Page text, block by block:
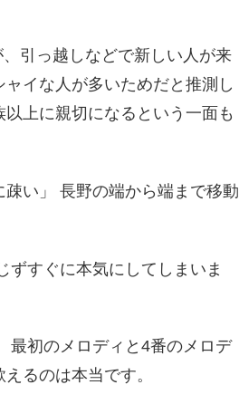
引っ越しなどで新しい人が来
イな人が多いためだと推測し
上に親切になるという一面も
疎い」 長野の端から端まで移動
ずすぐに本気にしてしまいま
最初のメロディと4番のメロデ
るのは本当です。